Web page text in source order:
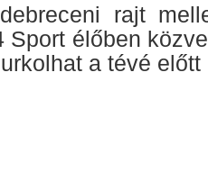
rajt
Sport élőben
a tévé előtt